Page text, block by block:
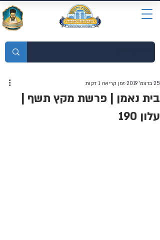
בית נאמן | פרשת מקץ תשף |
עלון 190
25 בדצמ׳ 2019 זמן קריאה 1 דקות